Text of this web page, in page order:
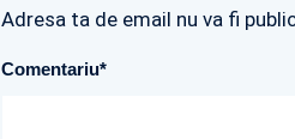
Adresa ta de email nu va fi
Comentariu*